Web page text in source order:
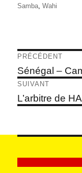
Samba,Wahi
Navigation
de
l’article
PRÉCÉDENT
Article
précédent :
Sénégal –
SUIVANT
Article
suivant :
L’arbitre de